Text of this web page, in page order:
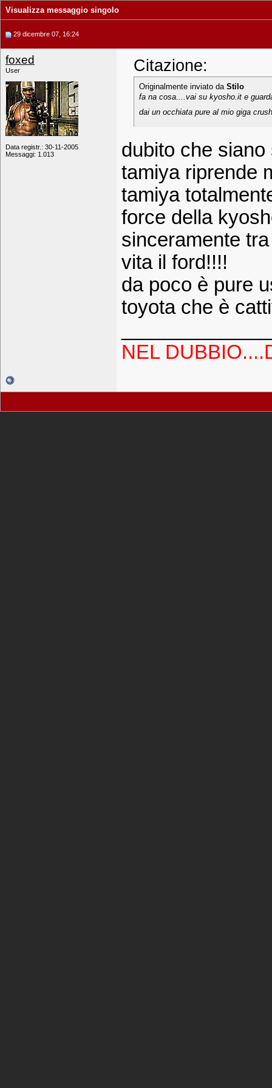
Visualizza messaggio singolo
29 dicembre 07, 16:24
foxed
User
Data registr.: 30-11-2005
Messaggi: 1.013
Citazione:
Originalmente inviato da Stilo
fa na cosa....vai su kyosho.it e
dai un occhiata pure al mio giga
dubito che
tamiya riprende
tamiya
force della
sinceramente
vita il ford!!!!
da poco è pure
toyota che è
NEL